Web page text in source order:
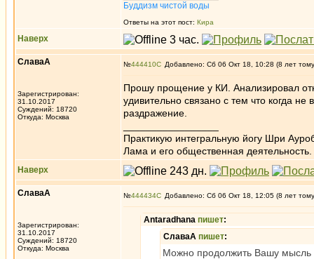
Буддизм чистой воды
Ответы на этот пост: Кира
Наверх
СлаваА
Зарегистрирован:
31.10.2017
Суждений: 18720
Откуда: Москва
№444410 Добавлено: Сб 06 Окт 18, 10:28 (8 лет
Прошу прощение у КИ. Анализировал
удивительно связано с тем что когда
раздражение.
Практикую интегральную йогу Шри
Лама и его общественная деятельность.
Наверх
СлаваА
Зарегистрирован:
31.10.2017
Суждений: 18720
Откуда: Москва
№444434 Добавлено: Сб 06 Окт 18, 12:05 (8 лет
Antaradhana пишет:
СлаваА пишет:
Можно продолжить Вашу мысль